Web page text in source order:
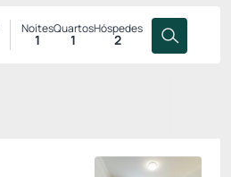
Noites
1
Quartos
1
Hóspedes
2